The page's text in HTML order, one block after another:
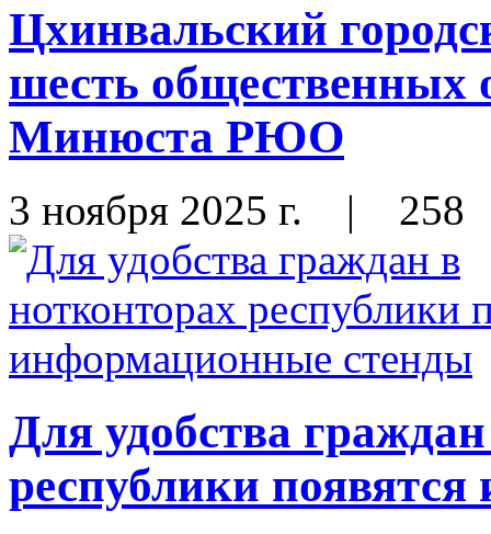
Цхинвальский
шесть общественных
Минюста РЮО
3 ноября 2025 г. | 258
Для удобства
республики